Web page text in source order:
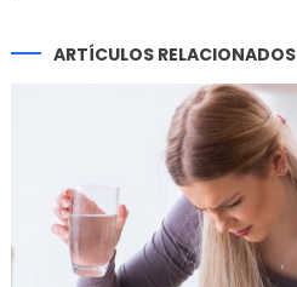
ARTÍCULOS RELACIONADOS